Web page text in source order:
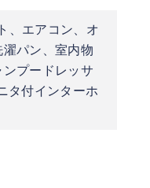
、エアコン、オ
パン、室内物
プードレッサ
タ付インターホ